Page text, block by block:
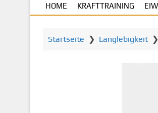
t
HOME KRAFTTRAINING
Startseite ❯ Langlebigkeit❯